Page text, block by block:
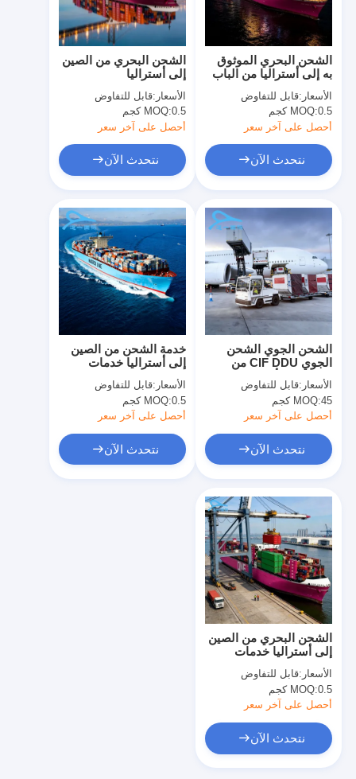
المنتجات
حول بنا
جولة في المعمل
ضبط الجودة
اتصل بنا
أخبار
جميع القضايا
الشحن البحري من الصين
إلى أستراليا
الأسعار:قابل للتفاوض
MOQ:0.5 كجم
أحصل على آخر سعر
نتحدث الآن
الشحن البحري الموثوق
به إلى أستراليا من الباب
إلى الباب للشحن الدولي
بالحاويات
الأسعار:قابل للتفاوض
MOQ:0.5 كجم
أحصل على آخر سعر
نتحدث الآن
خدمة الشحن من الصين
إلى أستراليا خدمات
شحن ولوجستيات موثوقة
الأسعار:قابل للتفاوض
MOQ:0.5 كجم
أحصل على آخر سعر
نتحدث الآن
الشحن الجوي الشحن
الجوي CIF DDU من
منتجات التجارة الخارجية
الأسعار:قابل للتفاوض
MOQ:45 كجم
أحصل على آخر سعر
نتحدث الآن
الشحن البحري من الصين
إلى أستراليا خدمات
شحن سريعة
الأسعار:قابل للتفاوض
MOQ:0.5 كجم
أحصل على آخر سعر
نتحدث الآن